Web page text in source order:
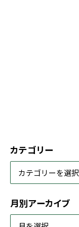
カテゴリー
月別アーカイブ